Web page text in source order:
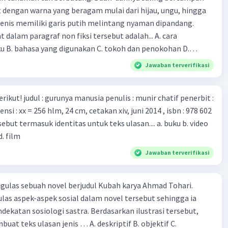
kesehatan dunia karena persebarannya sangat cepat. C.
diri dan menjaga kesehatan dalam menghadapi
yang mulai menyebar di Indonesia, D. Virus corona
bagi kesehatan manusia.
warna yang beragam mulai dari hijau, ungu, hingga
memiliki garis putih melintang nyaman dipandang.
paragraf non fiksi tersebut adalah... A. cara
B. bahasa yang digunakan C. tokoh dan penokohan D.
Jawaban terverifikasi
chatif penerbit :
film
Jawaban terverifikasi
sebuah novel berjudul Kubah karya Ahmad Tohari.
aspek-aspek sosial dalam novel tersebut sehingga ia
sastra. Berdasarkan ilustrasi tersebut,
teks ulasan jenis … A. deskriptif B. objektif C.